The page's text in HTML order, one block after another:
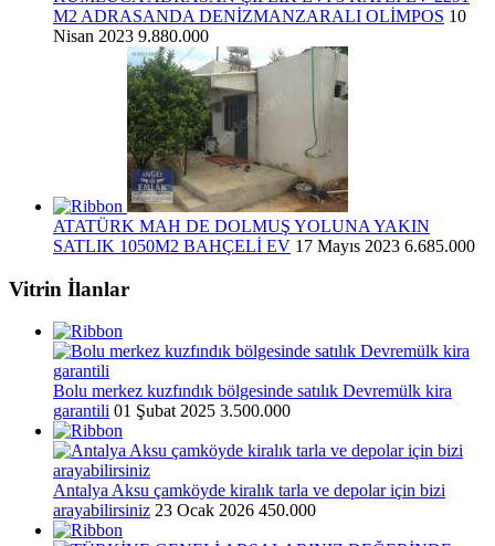
M2 ADRASANDA DENİZMANZARALI OLİMPOS 10
Nisan 2023 9.880.000
ATATÜRK MAH DE DOLMUŞ YOLUNA YAKIN
SATLIK 1050M2 BAHÇELİ EV 17 Mayıs 2023 6.685.000
Vitrin İlanlar
Bolu merkez kuzfındık bölgesinde satılık Devremülk kira
garantili 01 Şubat 2025 3.500.000
Antalya Aksu çamköyde kiralık tarla ve depolar için bizi
arayabilirsiniz 23 Ocak 2026 450.000